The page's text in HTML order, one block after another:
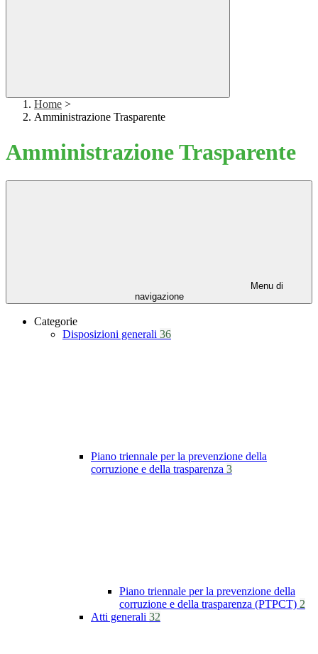
Home >
Amministrazione Trasparente
Amministrazione Trasparente
Menu di
navigazione
Categorie
Disposizioni generali 36
Piano triennale per la prevenzione della
corruzione e della trasparenza 3
Piano triennale per la prevenzione della
corruzione e della trasparenza (PTPCT) 2
Atti generali 32